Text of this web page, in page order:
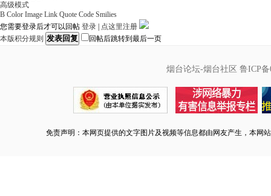
高级模式
B Color Image Link Quote Code Smilies
您需要登录后才可以回帖 登录
点这里注册
本版积分规则 发表回复 回帖后跳转到最后一页
烟台论坛-烟台社区 鲁ICP备
免责声明：本网页提供的文字图片及视频等信息都由网友产生，本网